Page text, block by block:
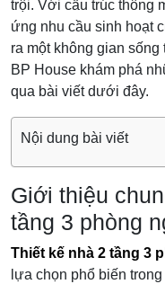
trội. Với cấu trúc thông
ứng nhu cầu sinh hoạt
ra một không gian
BP House khám phá
qua bài viết dưới đây.
Nội dung bài viết
Giới thiệu
tầng 3 phòng
Thiết kế nhà 2 tầng 3
lựa chọn phổ biến